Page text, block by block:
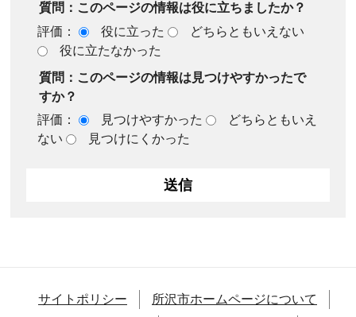
質問：このページの情報は役に立ちましたか？
評価：
役に立った
どちらともいえない
役に立たなかった
質問：このページの情報は見つけやすかったで
すか？
評価：
見つけやすかった
どちらともいえ
ない
見つけにくかった
サイトポリシー
所沢市ホームページについて